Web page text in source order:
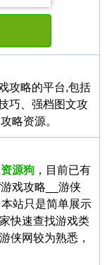
攻略的平台,包括
巧、强档图文攻
略资源。
资源狗 ，目前已有
戏攻略__游侠
站只是简单展示
快速查找游戏类
侠网较为熟悉，